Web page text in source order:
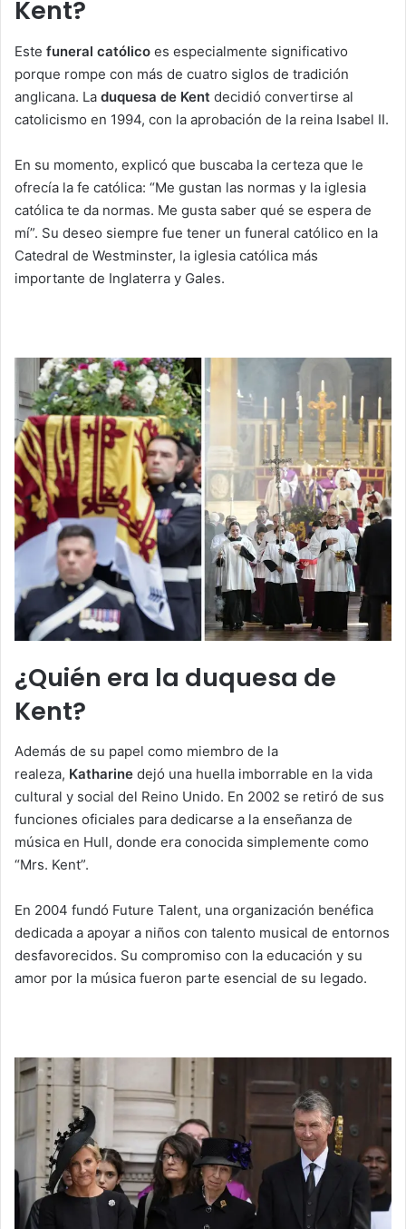
Kent?
Este funeral católico es especialmente significativo
porque rompe con más de cuatro siglos de tradición
anglicana. La duquesa de Kent decidió convertirse al
catolicismo en 1994, con la aprobación de la reina Isabel II.
En su momento, explicó que buscaba la certeza que le
ofrecía la fe católica: “Me gustan las normas y la iglesia
católica te da normas. Me gusta saber qué se espera de
mí”. Su deseo siempre fue tener un funeral católico en la
Catedral de Westminster, la iglesia católica más
importante de Inglaterra y Gales.
¿Quién era la duquesa de
Kent?
Además de su papel como miembro de la
realeza, Katharine dejó una huella imborrable en la vida
cultural y social del Reino Unido. En 2002 se retiró de sus
funciones oficiales para dedicarse a la enseñanza de
música en Hull, donde era conocida simplemente como
“Mrs. Kent”.
En 2004 fundó Future Talent, una organización benéfica
dedicada a apoyar a niños con talento musical de entornos
desfavorecidos. Su compromiso con la educación y su
amor por la música fueron parte esencial de su legado.